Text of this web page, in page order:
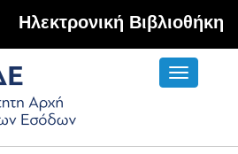
Hλεκτρονική Βιβλιοθήκη
Toggle